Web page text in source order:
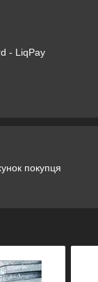
- LiqPay
покупця